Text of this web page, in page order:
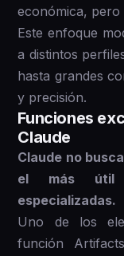
económica,
Este enfoque
a distintos
hasta grandes
y precisión.
Funciones
Claude
Claude no
el más útil
especializadas.
Uno de los
función